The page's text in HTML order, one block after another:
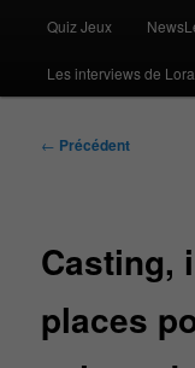
Quiz Jeux
Les interviews de Lora
Navigation
← Précédent
Casting,
places